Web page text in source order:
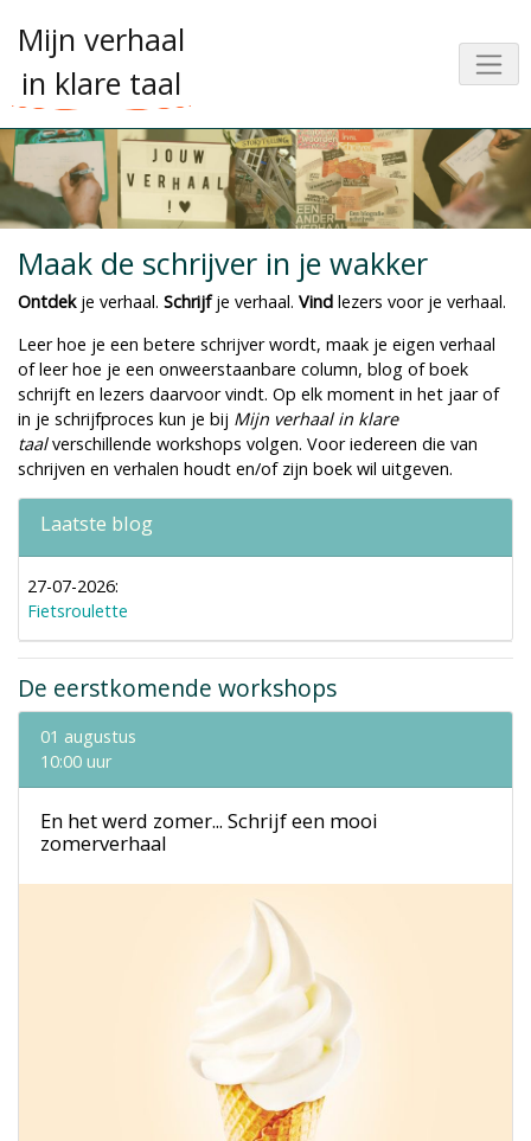
Mijn verhaal
in klare taal
Maak de schrijver in je wakker
Ontdekje verhaal. Schrijfje verhaal. Vind lezers voor je verhaal.
Leer hoe je een betere schrijver wordt, maak je eigen verhaal
of leer hoe je een onweerstaanbare column, blog of boek
schrijft en lezers daarvoor vindt. Op elk moment in het jaar of
in je schrijfproces kun je bij Mijn verhaal in klare
taalverschillende workshops volgen. Voor iedereen die van
schrijven en verhalen houdt en/of zijn boek wil uitgeven.
Laatste blog
27-07-2026:
Fietsroulette
De eerstkomende workshops
01 augustus
10:00 uur
En het werd zomer... Schrijf een mooi
zomerverhaal